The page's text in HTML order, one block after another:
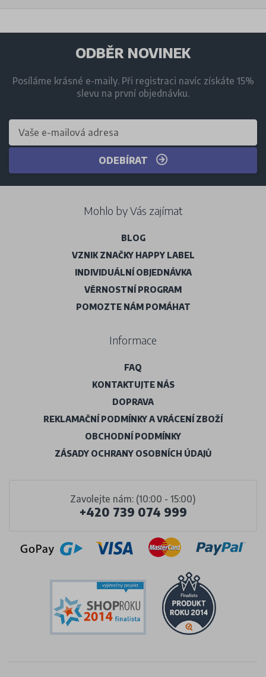
ODBĚR NOVINEK
Posíláme krásné e-maily. Při registraci navíc získáte 15%
slevu na první objednávku.
ODEBÍRAT
Zavolejte nám: (10:00 - 15:00)
+420 739 074 999
Mohlo by Vás zajímat
BLOG
VZNIK ZNAČKY HAPPY LABEL
INDIVIDUÁLNÍ OBJEDNÁVKA
VĚRNOSTNÍ PROGRAM
POMOZTE NÁM POMÁHAT
Informace
FAQ
KONTAKTUJTE NÁS
DOPRAVA
REKLAMAČNÍ PODMÍNKY A VRÁCENÍ ZBOŽÍ
OBCHODNÍ PODMÍNKY
ZÁSADY OCHRANY OSOBNÍCH ÚDAJŮ